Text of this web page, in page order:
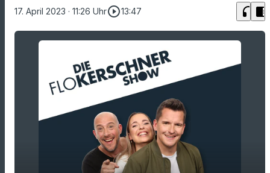
17. April 2023 · 11:26 Uhrplay_circle_outline13:47 headphones chrome_reader_mode